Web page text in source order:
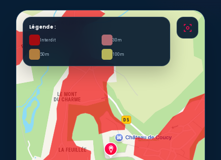
Légende :
Interdit 30m
50m 100m